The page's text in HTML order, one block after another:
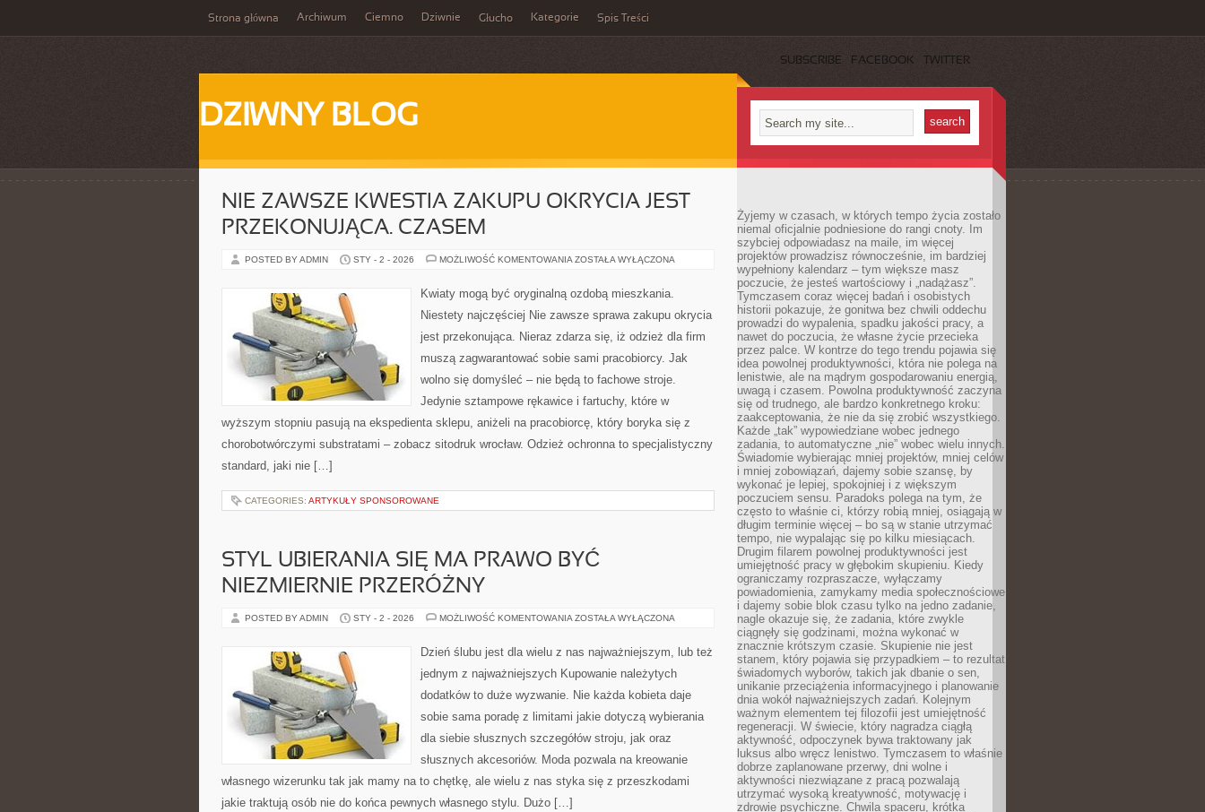
Strona główna Archiwum Ciemno Dziwnie Głucho Kategorie Spis Treści
SUBSCRIBE FACEBOOK TWITTER
DZIWNY BLOG
NIE ZAWSZE KWESTIA ZAKUPU OKRYCIA JEST
PRZEKONUJĄCA. CZASEM
POSTED BY ADMIN STY - 2 - 2026 MOŻLIWOŚĆ KOMENTOWANIA NIE
ZAKUPU
OKRYCIA
PRZEKONUJĄCA.
ZOSTAŁA WYŁĄCZONA
Kwiaty mogą być oryginalną ozdobą mieszkania.
Niestety najczęściej Nie zawsze sprawa zakupu okrycia
jest przekonująca. Nieraz zdarza się, iż odzież dla firm
muszą zagwarantować sobie sami pracobiorcy. Jak
wolno się domyśleć – nie będą to fachowe stroje.
Jedynie sztampowe rękawice i fartuchy, które w
wyższym stopniu pasują na ekspedienta sklepu, aniżeli na pracobiorcę, który boryka się z
chorobotwórczymi substratami – zobacz sitodruk wrocław. Odzież ochronna to specjalistyczny
standard, jaki nie […]
CATEGORIES: ARTYKUŁY SPONSOROWANE
STYL UBIERANIA SIĘ MA PRAWO BYĆ
NIEZMIERNIE PRZERÓŻNY
POSTED BY ADMIN STY - 2 - 2026 MOŻLIWOŚĆ KOMENTOWANIA STYL
PRAWO
NIEZMIERNIE
ZOSTAŁA WYŁĄCZONA
Dzień ślubu jest dla wielu z nas najważniejszym, lub też
jednym z najważniejszych Kupowanie należytych
dodatków to duże wyzwanie. Nie każda kobieta daje
sobie sama poradę z limitami jakie dotyczą wybierania
dla siebie słusznych szczegółów stroju, jak oraz
słusznych akcesoriów. Moda pozwala na kreowanie
własnego wizerunku tak jak mamy na to chętkę, ale wielu z nas styka się z przeszkodami
jakie traktują osób nie do końca pewnych własnego stylu. Dużo […]
Żyjemy w czasach, w których tempo życia zostało
niemal oficjalnie podniesione do rangi cnoty. Im
szybciej odpowiadasz na maile, im więcej
projektów prowadzisz równocześnie, im bardziej
wypełniony kalendarz – tym większe masz
poczucie, że jesteś wartościowy i „nadążasz”.
Tymczasem coraz więcej badań i osobistych
historii pokazuje, że gonitwa bez chwili oddechu
prowadzi do wypalenia, spadku jakości pracy, a
nawet do poczucia, że własne życie przecieka
przez palce. W kontrze do tego trendu pojawia się
idea powolnej produktywności, która nie polega na
lenistwie, ale na mądrym gospodarowaniu energią,
uwagą i czasem. Powolna produktywność zaczyna
się od trudnego, ale bardzo konkretnego kroku:
zaakceptowania, że nie da się zrobić wszystkiego.
Każde „tak” wypowiedziane wobec jednego
zadania, to automatyczne „nie” wobec wielu innych.
Świadomie wybierając mniej projektów, mniej celów
i mniej zobowiązań, dajemy sobie szansę, by
wykonać je lepiej, spokojniej i z większym
poczuciem sensu. Paradoks polega na tym, że
często to właśnie ci, którzy robią mniej, osiągają w
długim terminie więcej – bo są w stanie utrzymać
tempo, nie wypalając się po kilku miesiącach.
Drugim filarem powolnej produktywności jest
umiejętność pracy w głębokim skupieniu. Kiedy
ograniczamy rozpraszacze, wyłączamy
powiadomienia, zamykamy media społecznościowe
i dajemy sobie blok czasu tylko na jedno zadanie,
nagle okazuje się, że zadania, które zwykle
ciągnęły się godzinami, można wykonać w
znacznie krótszym czasie. Skupienie nie jest
stanem, który pojawia się przypadkiem – to rezultat
świadomych wyborów, takich jak dbanie o sen,
unikanie przeciążenia informacyjnego i planowanie
dnia wokół najważniejszych zadań. Kolejnym
ważnym elementem tej filozofii jest umiejętność
regeneracji. W świecie, który nagradza ciągłą
aktywność, odpoczynek bywa traktowany jak
luksus albo wręcz lenistwo. Tymczasem to właśnie
dobrze zaplanowane przerwy, dni wolne i
aktywności niezwiązane z pracą pozwalają
utrzymać wysoką kreatywność, motywację i
zdrowie psychiczne. Chwila spaceru, krótka